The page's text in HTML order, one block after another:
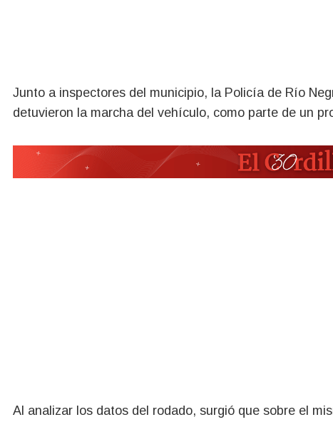
Junto a inspectores del municipio, la Policía de Río
detuvieron la marcha del vehículo, como parte de un
Al analizar los datos del rodado, surgió que sobre el